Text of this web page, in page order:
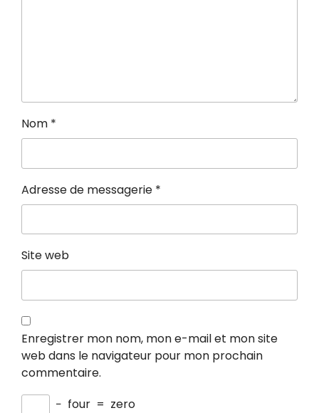
Nom *
Adresse de messagerie *
Site web
Enregistrer mon nom, mon e-mail et mon site
web dans le navigateur pour mon prochain
commentaire.
− four = zero